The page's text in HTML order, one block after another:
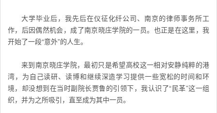
大学毕业后，我先后在仪征化纤公司、南京的律师事务所工
作，后因偶然机会，成了南京晓庄学院的一员。也正是在这里，我
开始了一段“意外”的人生。
来到南京晓庄学院，最初只是希望高校这一相对安静纯粹的港
湾，为自己读研、读博和继续深造学习提供一些宽松的时间和环
境，却没想到在当时副院长贾鲁的引领下，我认识了“民革”这一组
织，并为之所吸引，直至成为其中一员。